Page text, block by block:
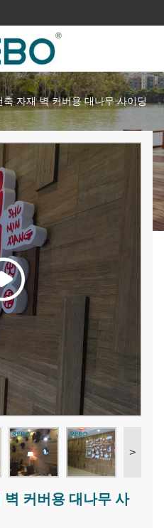
축 자재 벽 커버용 대나무 사이딩
>
커버용 대나무 사